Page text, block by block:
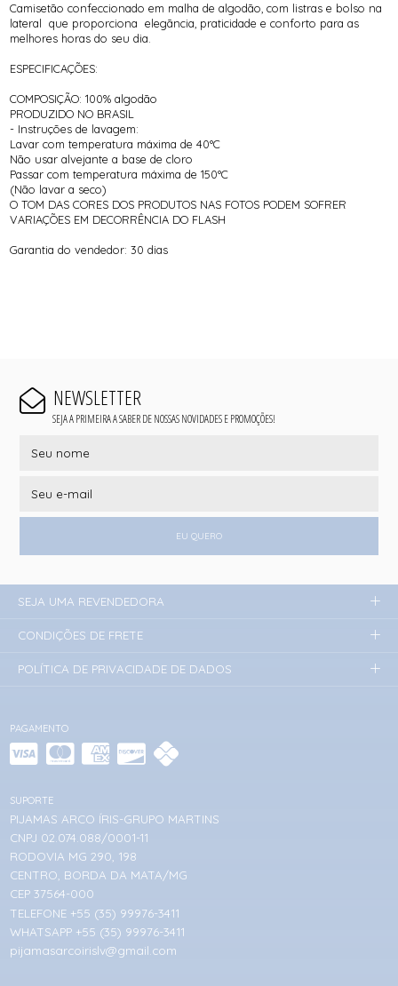
Camisetão confeccionado em malha de algodão, com listras e bolso na
lateral que proporciona elegãncia, praticidade e conforto para as
melhores horas do seu dia.
ESPECIFICAÇÕES:
COMPOSIÇÃO: 100% algodão
PRODUZIDO NO BRASIL
- Instruções de lavagem:
Lavar com temperatura máxima de 40°C
Não usar alvejante a base de cloro
Passar com temperatura máxima de 150°C
(Não lavar a seco)
O TOM DAS CORES DOS PRODUTOS NAS FOTOS PODEM SOFRER
VARIAÇÕES EM DECORRÊNCIA DO FLASH
Garantia do vendedor: 30 dias
NEWSLETTER
SEJA A PRIMEIRA A SABER DE NOSSAS NOVIDADES E PROMOÇÕES!
EU QUERO
PAGAMENTO
SUPORTE
PIJAMAS ARCO ÍRIS-GRUPO MARTINS
CNPJ 02.074.088/0001-11
RODOVIA MG 290, 198
CENTRO, BORDA DA MATA/MG
CEP 37564-000
TELEFONE +55 (35) 99976-3411
WHATSAPP +55 (35) 99976-3411
pijamasarcoirislv@gmail.com
SEJA UMA REVENDEDORA
CONDIÇÕES DE FRETE
POLÍTICA DE PRIVACIDADE DE DADOS